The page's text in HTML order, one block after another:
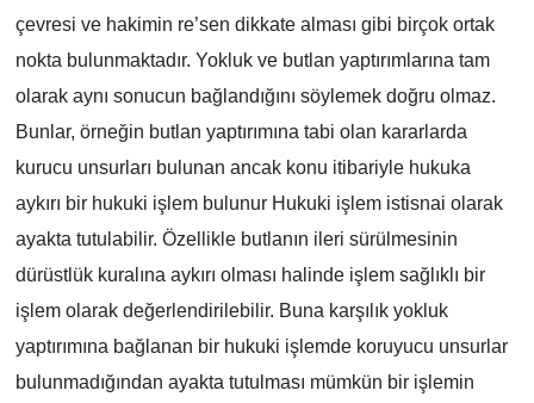
çevresi ve hakimin re’sen dikkate alması gibi birçok ortak
nokta bulunmaktadır. Yokluk ve butlan yaptırımlarına tam
olarak aynı sonucun bağlandığını söylemek doğru olmaz.
Bunlar, örneğin butlan yaptırımına tabi olan kararlarda
kurucu unsurları bulunan ancak konu itibariyle hukuka
aykırı bir hukuki işlem bulunur Hukuki işlem istisnai olarak
ayakta tutulabilir. Özellikle butlanın ileri sürülmesinin
dürüstlük kuralına aykırı olması halinde işlem sağlıklı bir
işlem olarak değerlendirilebilir. Buna karşılık yokluk
yaptırımına bağlanan bir hukuki işlemde koruyucu unsurlar
bulunmadığından ayakta tutulması mümkün bir işlemin